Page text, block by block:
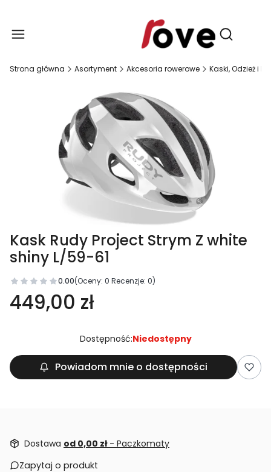
Otwórz
Strona główna Asortyment Akcesoria rowerowe Kaski, Odzież i
Kask Rudy Project Strym Z white
shiny L/59-61
0.00(Oceny: 0 Recenzje: 0)
449,00 zł
Dostępność:Niedostępny
Powiadom mnie o dostępności
Dostawa od 0,00 zł - Paczkomaty
Zapytaj o produkt